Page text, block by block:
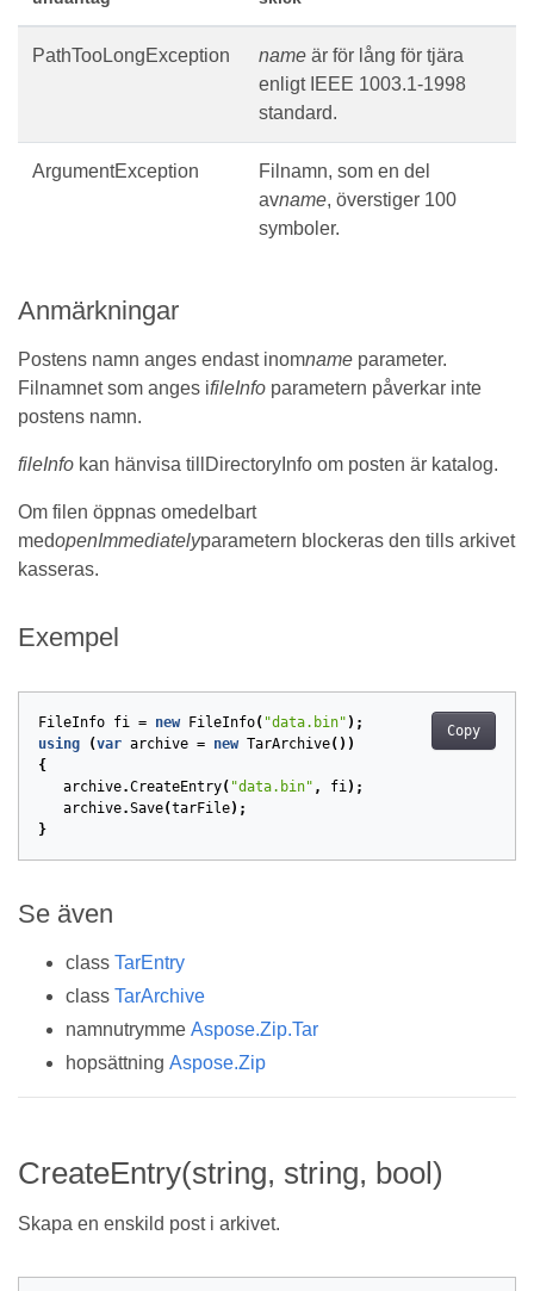
PathTooLongException name är för lång för tjära
enligt IEEE 1003.1-1998
standard.
ArgumentException
Filnamn, som en del
avname, överstiger 100
symboler.
Anmärkningar
Postens namn anges endast inomname parameter.
Filnamnet som anges ifileInfo parametern påverkar inte
postens namn.
fileInfo kan hänvisa tillDirectoryInfo om posten är katalog.
Om filen öppnas omedelbart
medopenImmediatelyparametern blockeras den tills arkivet
kasseras.
Exempel
Copy
FileInfo fi = new FileInfo( "data.bin" );
using
(var archive = new TarArchive())
{
archive.CreateEntry( "data.bin" , fi );
archive.Save(tarFile);
}
Se även
class TarEntry
class TarArchive
namnutrymme Aspose.Zip.Tar
hopsättning Aspose.Zip
CreateEntry(string, string, bool)
Skapa en enskild post i arkivet.